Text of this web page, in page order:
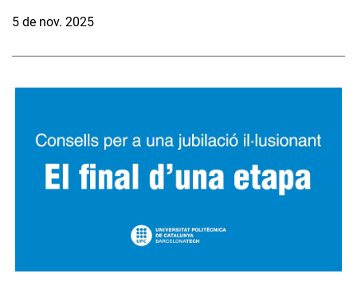
5 de nov. 2025